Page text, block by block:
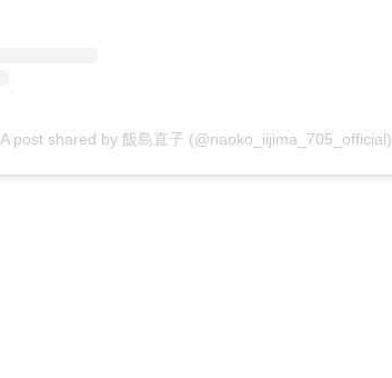
A post shared by 飯島直子 (@naoko_iijima_705_official)